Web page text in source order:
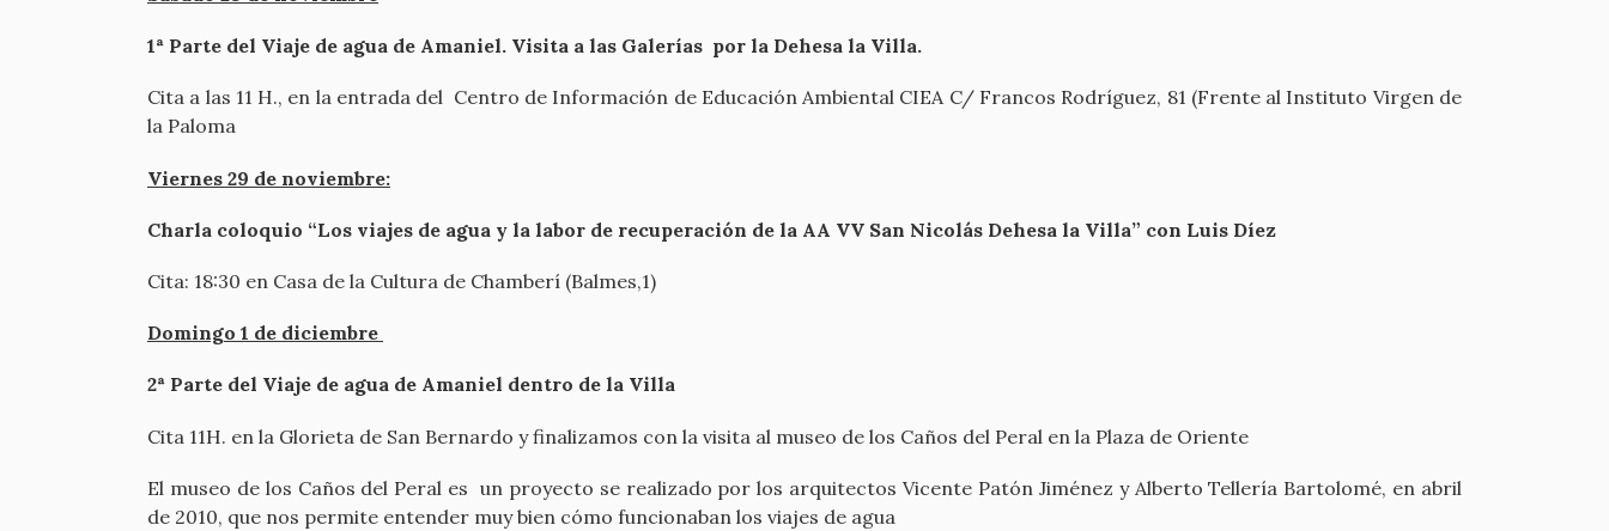
1ª Parte del Viaje de agua de Amaniel. Visita a las Galerías por la Dehesa la Villa.
Cita a las 11 H., en la entrada del Centro de Información de Educación Ambiental CIEA C/ Francos Rodríguez, 81 (Frente al Instituto Virgen de
la Paloma
Viernes 29 de noviembre:
Charla coloquio “Los viajes de agua y la labor de recuperación de la AA VV San Nicolás Dehesa la Villa” con Luis Díez
Cita: 18:30 en Casa de la Cultura de Chamberí (Balmes,1)
Domingo 1 de diciembre
2ª Parte del Viaje de agua de Amaniel dentro de la Villa
Cita 11H. en la Glorieta de San Bernardo y finalizamos con la visita al museo de los Caños del Peral en la Plaza de Oriente
El museo de los Caños del Peral es un proyecto se realizado por los arquitectos Vicente Patón Jiménez y Alberto Tellería Bartolomé, en abril
de 2010, que nos permite entender muy bien cómo funcionaban los viajes de agua